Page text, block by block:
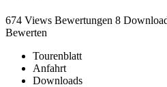
674 Views Bewertungen 8
Bewerten
Tourenblatt
Anfahrt
Downloads